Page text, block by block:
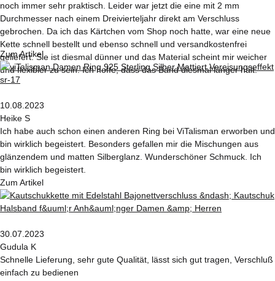
noch immer sehr praktisch. Leider war jetzt die eine mit 2 mm
Durchmesser nach einem Dreivierteljahr direkt am Verschluss
gebrochen. Da ich das Kärtchen vom Shop noch hatte, war eine neue
Kette schnell bestellt und ebenso schnell und versandkostenfrei
geliefert. Sie ist diesmal dünner und das Material scheint mir weicher
und flexibler zu sein. Ich hoffe, dass das Band diesmal länger hält.
Zum Artikel
10.08.2023
Heike S
Ich habe auch schon einen anderen Ring bei ViTalisman erworben und
bin wirklich begeistert. Besonders gefallen mir die Mischungen aus
glänzendem und matten Silberglanz. Wunderschöner Schmuck. Ich
bin wirklich begeistert.
Zum Artikel
30.07.2023
Gudula K
Schnelle Lieferung, sehr gute Qualität, lässt sich gut tragen, Verschluß
einfach zu bedienen